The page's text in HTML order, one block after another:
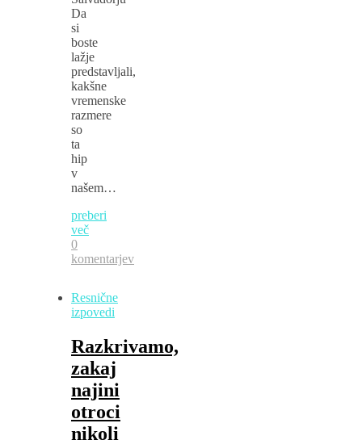
Da
si
boste
lažje
predstavljali,
kakšne
vremenske
razmere
so
ta
hip
v
našem…
preberi
več
0
komentarjev
Resnične
izpovedi
Razkrivamo,
zakaj
najini
otroci
nikoli